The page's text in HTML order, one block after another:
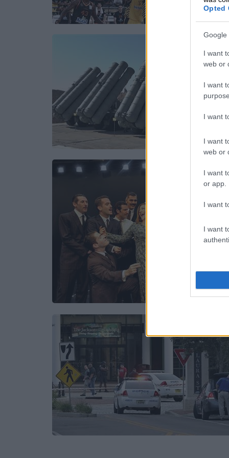
Opted
Google
I want
web or
I want
I want
I want
web or
I want
or app.
I want
I want